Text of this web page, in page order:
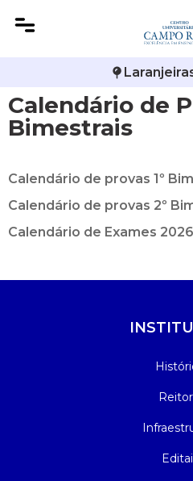
Calendário de
Bimestrais
Calendário de provas 1º
Calendário de provas 2º
Calendário de Exames
Reitoria
Editais
Publicações Institucionais
Agronomia
Engenharia Civil EAD
Farmácia EAD
Fisioterapia
2ª Via do Boleto
Calendário Acadêmico
Calendário de Provas
Manual de Formatura
Bolsas e Incentivos
Comitê de Ética em
Logos Campo Real